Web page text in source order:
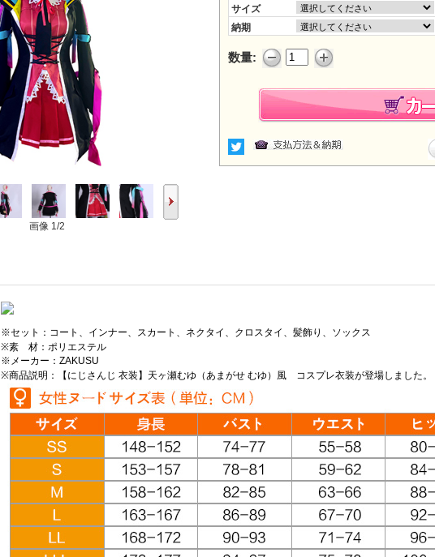
画像 1/2
サイズ
納期
数量:
※セット：コート、インナー、スカート、ネクタイ、クロスタイ、髪飾り、ソックス
※素 材：ポリエステル
※メーカー：ZAKUSU
※商品説明：【にじさんじ 衣装】天ヶ瀬むゆ（あまがせ むゆ）風 コスプレ衣装が登場しました。